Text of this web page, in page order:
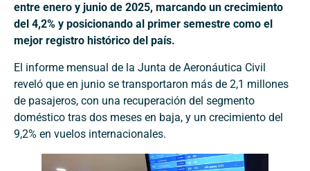
entre enero y junio de 2025, marcando un crecimiento
del 4,2% y posicionando al primer semestre como el
mejor registro histórico del país.
El informe mensual de la Junta de Aeronáutica Civil
reveló que en junio se transportaron más de 2,1 millones
de pasajeros, con una recuperación del segmento
doméstico tras dos meses en baja, y un crecimiento del
9,2% en vuelos internacionales.